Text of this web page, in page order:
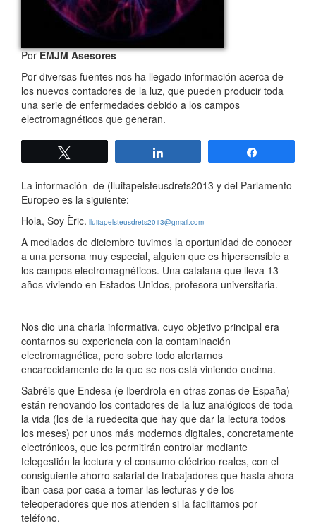
PorEMJM Asesores
Por diversas fuentes nos ha llegado información acerca de
los nuevos contadores de la luz, que pueden producir toda
una serie de enfermedades debido a los campos
electromagnéticos que generan.
La información de (lluitapelsteusdrets2013 y del Parlamento
Europeo es la siguiente:
Hola, Soy Èric. lluitapelsteusdrets2013@gmail.com
A mediados de diciembre tuvimos la oportunidad de conocer
a una persona muy especial, alguien que es hipersensible a
los campos electromagnéticos. Una catalana que lleva 13
años viviendo en Estados Unidos, profesora universitaria.
Nos dio una charla informativa, cuyo objetivo principal era
contarnos su experiencia con la contaminación
electromagnética, pero sobre todo alertarnos
encarecidamente de la que se nos está viniendo encima.
Sabréis que Endesa (e Iberdrola en otras zonas de España)
están renovando los contadores de la luz analógicos de toda
la vida (los de la ruedecita que hay que dar la lectura todos
los meses) por unos más modernos digitales, concretamente
electrónicos, que les permitirán controlar mediante
telegestión la lectura y el consumo eléctrico reales, con el
consiguiente ahorro salarial de trabajadores que hasta ahora
iban casa por casa a tomar las lecturas y de los
teleoperadores que nos atienden si la facilitamos por
teléfono.